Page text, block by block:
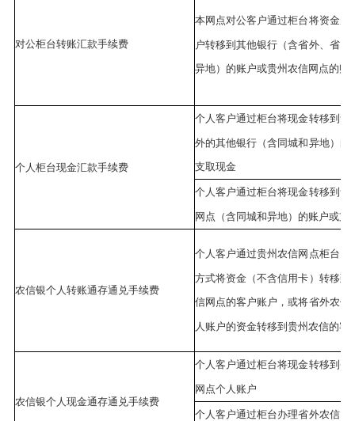
对公柜台转账汇款手续费
本网点对公客户通过柜台将资金从
户转移到其他银行（含省外、省内
异地）的账户或贵州农信网点的账
个人柜台现金汇款手续费
个人客户通过柜台将现金转移到贵
外的其他银行（含同城和异地）的
支取现金
个人客户通过柜台将现金转移到贵
网点（含同城和异地）的账户或支
农信银个人转账通存通兑手续费
个人客户通过贵州农信网点柜台，
方式将资金（不含信用卡）转移到
信网点的客户账户，或将省外农信
人账户的资金转移到贵州农信的客
农信银个人现金通存通兑手续费
个人客户通过柜台将现金转移到省
网点个人账户
个人客户通过柜台办理省外农信网